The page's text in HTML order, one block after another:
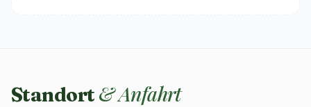
Standort & Anfahrt